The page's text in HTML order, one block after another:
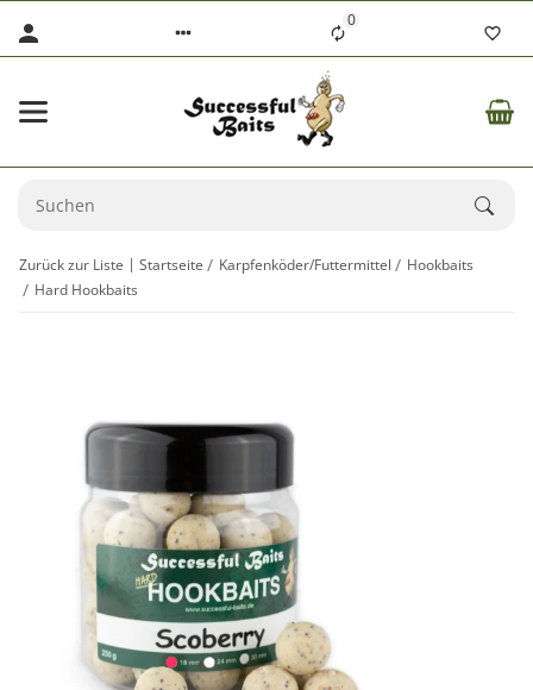
0
Zurück zur Liste Startseite Karpfenköder/Futtermittel
Hookbaits
Hard Hookbaits